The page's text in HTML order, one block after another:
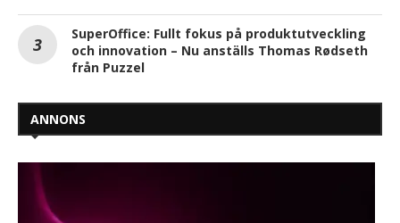
SuperOffice: Fullt fokus på produktutveckling
och innovation – Nu anställs Thomas Rødseth
från Puzzel
ANNONS